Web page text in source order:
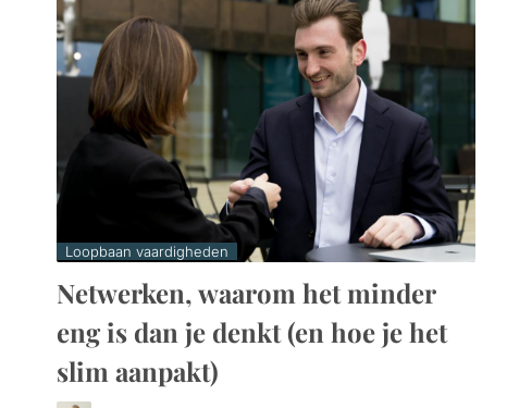
Loopbaan vaardigheden
Netwerken, waarom het minder
eng is dan je denkt (en hoe je het
slim aanpakt)